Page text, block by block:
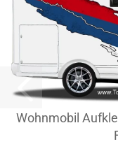
Wohnmobil